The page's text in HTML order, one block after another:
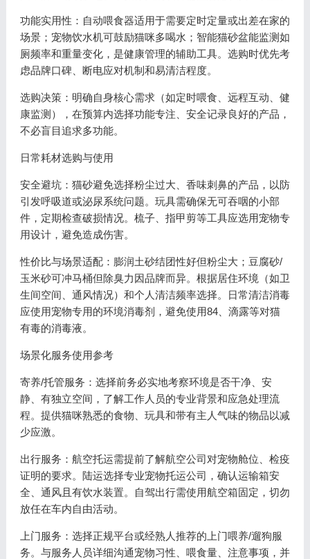
功能实用性：自动喂食器适用于需要定时定量或出差在家的
场景；宠物饮水机可鼓励猫咪多喝水；智能猫砂盆能监测如
厕频率和重量变化，是健康管理的辅助工具。选购时优先考
虑品牌口碑、断电应对机制和易清洁程度。
选购决策：明确自身核心需求（如定时喂食、远程互动、健
康监测），在预算内选择功能专注、安全记录良好的产品，
不必盲目追求多功能。
日常耗材选购与使用
安全避坑：猫砂避免选择粉尘过大、香味刺鼻的产品，以防
引发呼吸道或泌尿系统问题。玩具需确保无可吞咽的小部
件，定期检查破损情况。梳子、指甲剪等工具应选用宠物专
用设计，避免造成伤害。
性价比与场景适配：膨润土砂结团性好但粉尘大；豆腐砂/
玉米砂可冲马桶但除臭力因品牌而异。根据居住环境（如卫
生间空间、通风情况）和个人清洁频率选择。日常清洁消毒
应使用宠物专用的环境消毒剂，避免使用84、滴露等对猫
有毒的消毒液。
场景化服务使用参考
寄养/托管服务：选择前务必实地考察环境是否干净、安
静、有独立空间，了解工作人员的专业背景和应急处理流
程。提供猫咪熟悉的食物、玩具和带有主人气味的物品以减
少应激。
出行服务：航空托运需提前了解航空公司对宠物舱位、检疫
证明的要求。陆运选择专业宠物托运公司，确认运输箱安
全、通风且有饮水装置。自驾出行需使用航空箱固定，切勿
放任在车内自由活动。
上门服务：选择正规平台或经熟人推荐的上门喂养/遛狗服
务。与服务人员详细沟通宠物习性、喂食量、注意事项，并